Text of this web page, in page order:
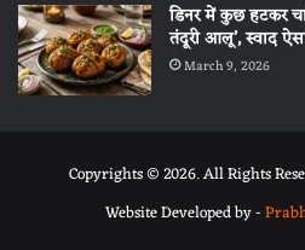
डिनर में कुछ हटकर
तंदूरी आलू’, स्वाद
March 9, 2026
Copyrights © 2026. All Rights
Website Developed by -